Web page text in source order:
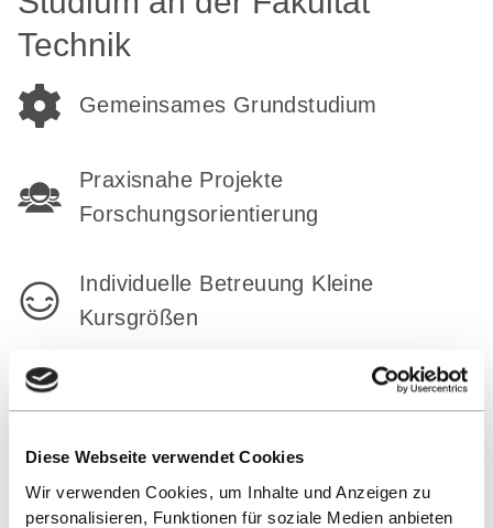
Diese Webseite verwendet Cookies
Wir verwenden Cookies, um Inhalte und Anzeigen zu
personalisieren, Funktionen für soziale Medien anbieten
Technik
Gemeinsames Grundstudium
Praxisnahe Projekte
Forschungsorientierung
Individuelle Betreuung Kleine
Kursgrößen
Exzellente Lehre & Top Rankings